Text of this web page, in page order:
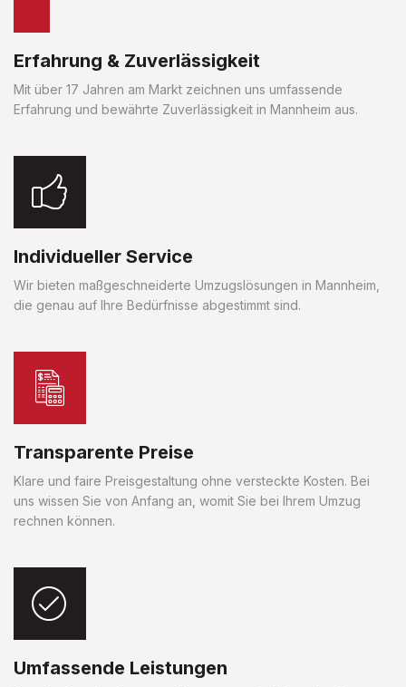
Erfahrung & Zuverlässigkeit
Mit über 17 Jahren am Markt zeichnen uns umfassende
Erfahrung und bewährte Zuverlässigkeit in Mannheim aus.
Individueller Service
Wir bieten maßgeschneiderte Umzugslösungen in Mannheim,
die genau auf Ihre Bedürfnisse abgestimmt sind.
Transparente Preise
Klare und faire Preisgestaltung ohne versteckte Kosten. Bei
uns wissen Sie von Anfang an, womit Sie bei Ihrem Umzug
rechnen können.
Umfassende Leistungen